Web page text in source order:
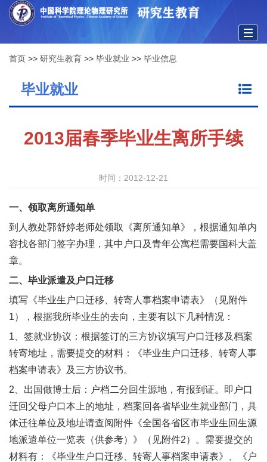
首页 >> 研究生教育 >> 毕业就业 >> 毕业信息
毕业就业
2013届春季毕业生离所手续
时间：2012-12-21
一、领取离所通知单
到人教处郭舒婷老师处领取《离所通知单》，根据通知单内
容找各部门签字办理，其中户口及青年公寓栏需要国科大盖
章。
二、毕业派遣及户口迁移
填写《毕业生户口迁移、转寄人事档案申请表》（见附件
1），根据我所毕业生的去向，主要有以下几种情况：
1、签就业协议：根据签订的三方协议填写户口迁移及档案
转寄地址，需要提交的材料：《毕业生户口迁移、转寄人事
档案申请表》及三方协议书。
2、出国做博士后：户档二分回生源地，有报到证。即户口
迁回父母户口本上的地址，档案回各省毕业生就业部门，具
体迁往单位及地址请查阅附件《全国各省区市毕业生回生源
地派遣单位一览表（供参考）》（见附件2）。需要提交的
材料有：《毕业生户口迁移、转寄人事档案申请表》、《户